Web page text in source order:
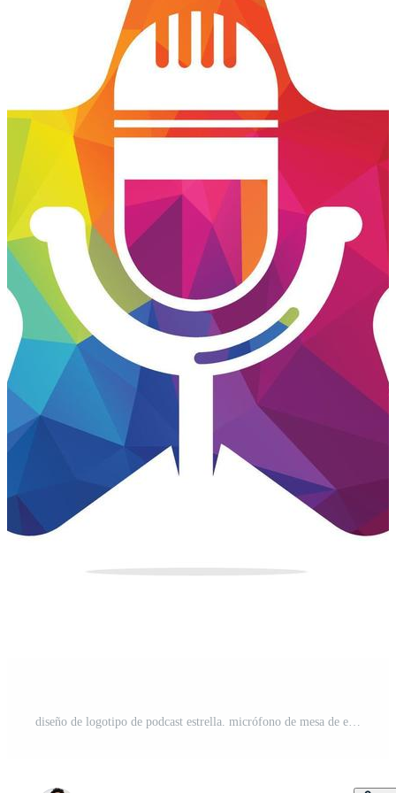
diseño de logotipo de podcast estrella. micrófono de mesa de estudio con diseño de icono de transmisión. Pro Vector y Pro SVG